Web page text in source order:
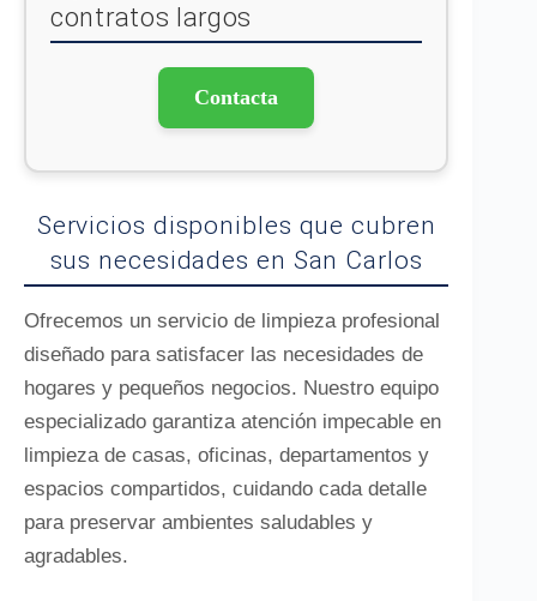
contratos largos
Contacta
Servicios disponibles que cubren
sus necesidades en San Carlos
Ofrecemos un servicio de limpieza profesional
diseñado para satisfacer las necesidades de
hogares y pequeños negocios. Nuestro equipo
especializado garantiza atención impecable en
limpieza de casas, oficinas, departamentos y
espacios compartidos, cuidando cada detalle
para preservar ambientes saludables y
agradables.